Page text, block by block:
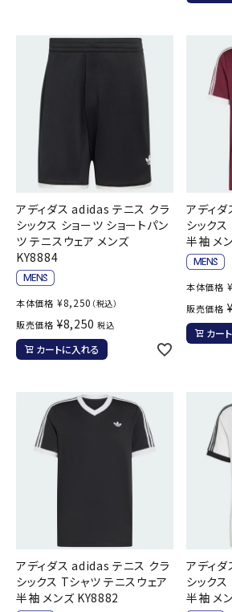
アディダス adidas テニス クラ
シックス ショーツ ショートパン
ツ テニスウェア メンズ
KY8884
本体価格 ¥8,250 （税込）
販売価格 ¥8,250 税込
カートに入れる
アディ
シック
半袖 メ
本体価格 ¥
販売価格 ¥
カー
アディダス adidas テニス クラ
シックス Tシャツ テニスウェア
半袖 メンズ KY8882
アディ
シック
半袖 メ